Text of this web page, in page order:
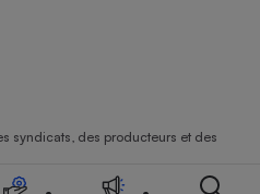
syndicats, des producteurs et des